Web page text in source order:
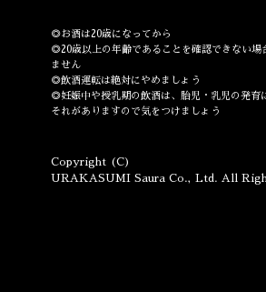
◎お酒は20歳になってから
◎20歳以上の年齢であることを確認できない場
ません
◎飲酒運転は絶対にやめましょう
◎妊娠中や授乳期の飲酒は、胎児・乳児の発育
それがありますので気をつけましょう
Copyright (C)
URAKASUMI Saura Co., Ltd. All